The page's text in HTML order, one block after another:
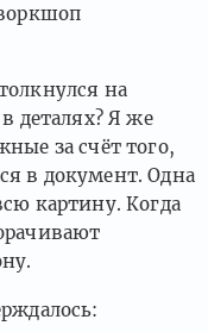
на
деталях? Я же
за счёт того,
в документ. Одна
картину. Когда